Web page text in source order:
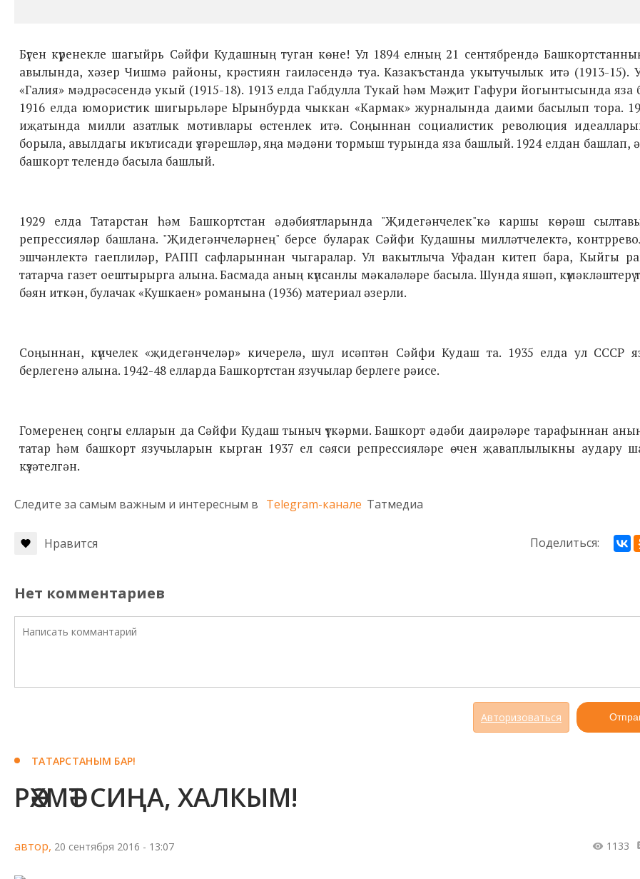
Бүген күренекле шагыйрь Сәйфи Кудашның туган көне! Ул 1894 елның 21 сентябрендә
авылында, хәзер Чишмә районы, крәстиян гаиләсендә туа. Казакъстанда укытучылык итә (1913-15).
«Галия» мәдрәсәсендә укый (1915-18). 1913 елда Габдулла Тукай һәм Мәҗит Гафури йогынтысында яза
1916 елда юмористик шигырьләре Ырынбурда чыккан «Кармак» журналында даими басылып тора.
иҗатында милли азатлык мотивлары өстенлек итә. Соңыннан социалистик революция
борыла, авылдагы икътисади үзгәрешләр, яңа мәдәни тормыш турында яза башлый. 1924 елдан башлап,
башкорт телендә басыла башлый.
1929 елда Татарстан һәм Башкортстан әдәбиятларында "Җидегәнчелек"кә каршы көрәш
репрессияләр башлана. "Җидегәнчеләрнең" берсе буларак Сәйфи Кудашны милләтчелектә,
эшчәнлектә гаеплиләр, РАПП сафларыннан чыгаралар. Ул вакытлыча Уфадан китеп бара, Кыйгы
татарча газет оештырырга алына. Басмада аның күпсанлы мәкаләләре басыла. Шунда яшәп, күмәкләштерү
бәян иткән, булачак «Кушкаен» романына (1936) материал әзерли.
Соңыннан, күпчелек «җидегәнчеләр» кичерелә, шул исәптән Сәйфи Кудаш та. 1935 елда ул СССР
берлегенә алына. 1942-48 елларда Башкортстан язучылар берлеге рәисе.
Гомеренең соңгы елларын да Сәйфи Кудаш тыныч үткәрми. Башкорт әдәби даирәләре тарафыннан
татар һәм башкорт язучыларын кырган 1937 ел сәяси репрессияләре өчен җаваплылыкны аудару
күзәтелгән.
Следите за самым важным и интересным в Telegram-канале Татмедиа
Нравится Поделиться:
Нет комментариев
Авторизоваться
ТАТАРСТАНЫМ БАР!
РӘХМӘТ СИҢА, ХАЛКЫМ!
автор, 20 сентября 2016 - 13:07 1133